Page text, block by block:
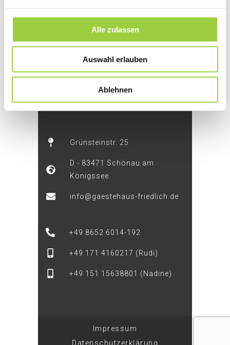
Alle zulassen
Auswahl erlauben
Ablehnen
Grünsteinstr. 25
D - 83471 Schönau am
Königssee
info@gaestehaus-friedlich.de
+49 8652 6014-192
+49 171 4160217 (Rudi)
+49 151 15638801 (Nadine)
Impressum
Datenschutzerklärung